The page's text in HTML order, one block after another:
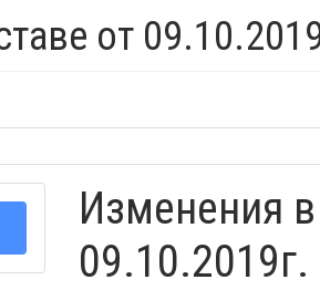
от
Изменения
09.10.2019г.